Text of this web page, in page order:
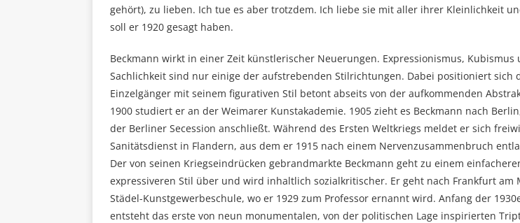
gehört), zu lieben. Ich tue es aber trotzdem. Ich liebe sie mit aller ihrer Kleinlichkeit
soll er 1920 gesagt haben.
Beckmann wirkt in einer Zeit künstlerischer Neuerungen. Expressionismus, Kubismus
Sachlichkeit sind nur einige der aufstrebenden Stilrichtungen. Dabei positioniert sich
Einzelgänger mit seinem figurativen Stil betont abseits von der aufkommenden
1900 studiert er an der Weimarer Kunstakademie. 1905 zieht es Beckmann nach
der Berliner Secession anschließt. Während des Ersten Weltkriegs meldet er sich
Sanitätsdienst in Flandern, aus dem er 1915 nach einem Nervenzusammenbruch
Der von seinen Kriegseindrücken gebrandmarkte Beckmann geht zu einem
expressiveren Stil über und wird inhaltlich sozialkritischer. Er geht nach Frankfurt am
Städel-Kunstgewerbeschule, wo er 1929 zum Professor ernannt wird. Anfang der
entsteht das erste von neun monumentalen, von der politischen Lage inspirierten